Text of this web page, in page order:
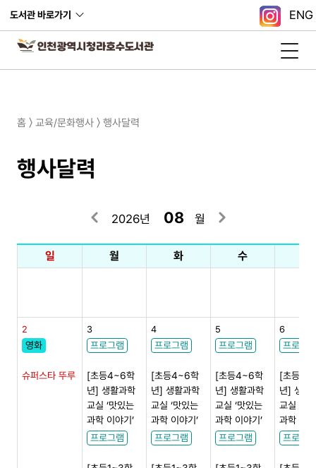
도서관 바로가기 ENG
홈 〉 교육/문화행사 〉 행사달력
행사달력
2026년 08 월
일 월 화 수
2
영화
슈퍼스타 뚜루
3
프로그램
[초등4~6학
년] 생활과학
교실 ‘맛있는
과학 이야기’
프로그램
4
프로그램
[초등4~6학
년] 생활과학
교실 ‘맛있는
과학 이야기’
프로그램
5
프로그램
[초등4~6학
년] 생활과학
교실 ‘맛있는
과학 이야기’
프로그램
6
프로그램
[초등
년] 생활
교실 ‘맛
과학 이야
프로그램